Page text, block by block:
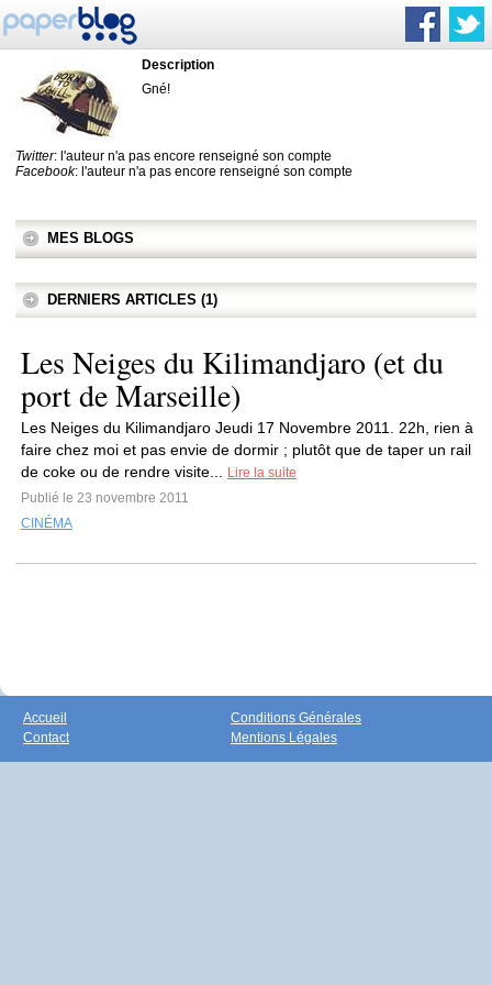
Description
Gné!
Twitter: l'auteur n'a pas encore renseigné son compte
Facebook: l'auteur n'a pas encore renseigné son compte
MES BLOGS
DERNIERS ARTICLES (1)
Les Neiges du Kilimandjaro (et du
port de Marseille)
Les Neiges du Kilimandjaro Jeudi 17 Novembre 2011. 22h, rien à
faire chez moi et pas envie de dormir ; plutôt que de taper un rail
de coke ou de rendre visite...
Lire la suite
Publié le 23 novembre 2011
CINÉMA
Accueil
Contact
Conditions Générales
Mentions Légales